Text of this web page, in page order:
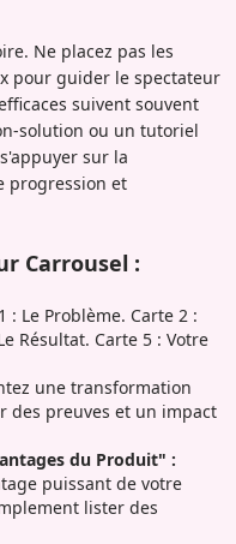
Ne placez pas les
pour guider le spectateur
suivent souvent
solution ou un tutoriel
sur la
progression et
Carrousel :
: Le Problème. Carte 2 :
Résultat. Carte 5 : Votre
une transformation
des preuves et un impact
du Produit" :
puissant de votre
lister des